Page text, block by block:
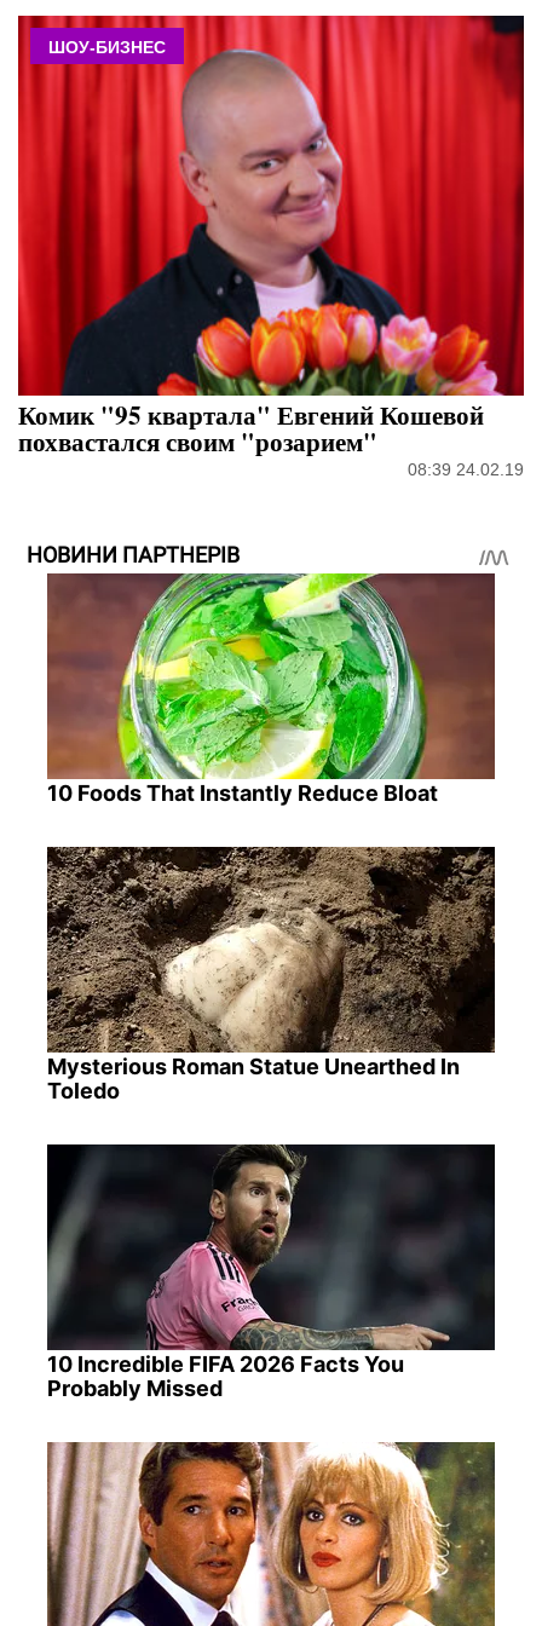
ШОУ-БИЗНЕС
Комик "95 квартала" Евгений Кошевой
похвастался своим "розарием"
08:39 24.02.19
НОВИНИ ПАРТНЕРІВ
10 Foods That Instantly Reduce Bloat
Mysterious Roman Statue Unearthed In
Toledo
10 Incredible FIFA 2026 Facts You
Probably Missed